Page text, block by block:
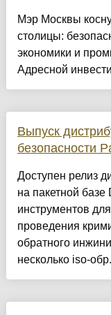
Мэр Москвы
столицы:
экономики и
Адресной
Выпуск
безопасности
Доступен релиз
на пакетной
инструментов
проведения
обратного
несколько iso-